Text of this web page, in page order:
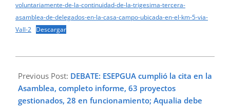
voluntariamente-de-la-continuidad-de-la-trigesima-tercera-
asamblea-de-delegados-en-la-casa-campo-ubicada-en-el-km-5-via-
Vall-2 Descargar
11-
18
Previous Post: DEBATE: ESEPGUA cumplió la cita en la
Asamblea, completo informe, 63 proyectos
gestionados, 28 en funcionamiento; Aqualia debe